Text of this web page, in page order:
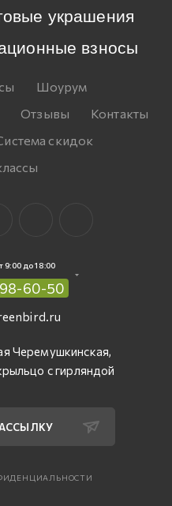
украшения
взносы
Шоурум
Отзывы
Контакты
скидок
9:00 до 18:00
60-50
Черемушкинская,
с гирляндой